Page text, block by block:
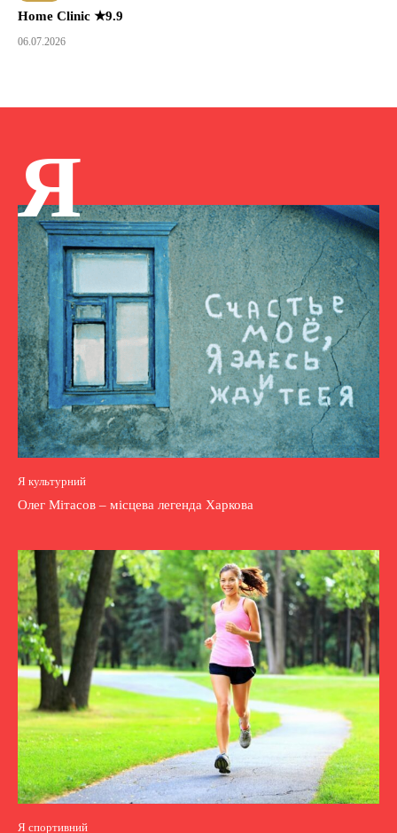
Home Clinic ★9.9
06.07.2026
Я
Я культурний
Олег Мітасов – місцева легенда Харкова
Я спортивний